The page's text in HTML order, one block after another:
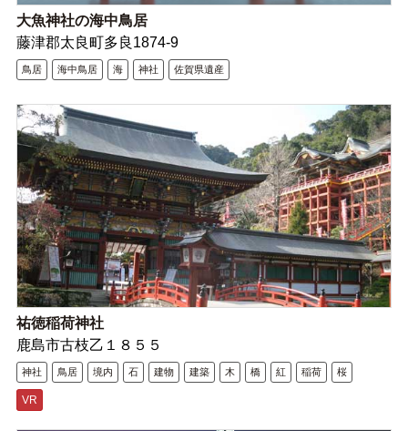
大魚神社の海中鳥居
藤津郡太良町多良1874-9
鳥居 海中鳥居 海 神社 佐賀県遺産
祐徳稲荷神社
鹿島市古枝乙１８５５
神社 鳥居 境内 石 建物 建築 木 橋 紅 稲荷 桜
VR